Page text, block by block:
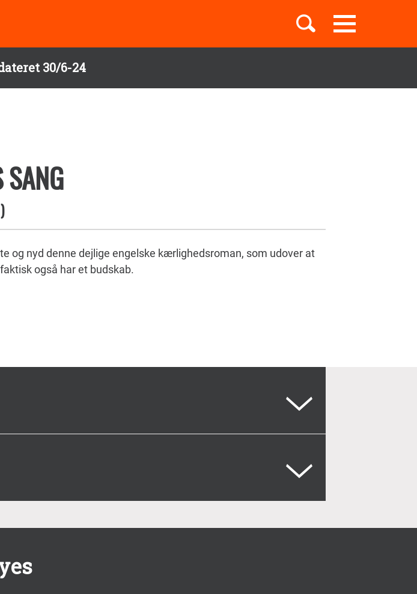
30/6-24
Toggle
navigation
Børnebøger
Temaer
SANG
og nyd denne dejlige engelske kærlighedsroman, som udover at
også har et budskab.